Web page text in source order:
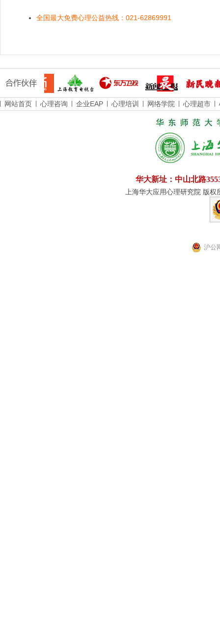
全国最大免费心理公益热线：021-62869991
网站首页 心理咨询 企业EAP 心理培训 网络学院 心理超市
华大新址：中山北路
上海华大应用心理研究院 版
沪公